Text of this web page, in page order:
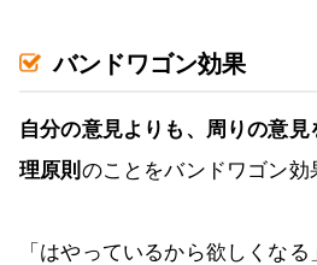
バンドワゴン効果
自分の意見よりも、周りの意
理原則 のことをバンドワゴン効
「はやっているから欲しくな